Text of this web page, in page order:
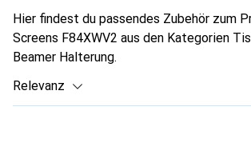
Hier findest du passendes Zubehör zum
Screens F84XWV2 aus den Kategorien
Beamer Halterung.
Relevanz